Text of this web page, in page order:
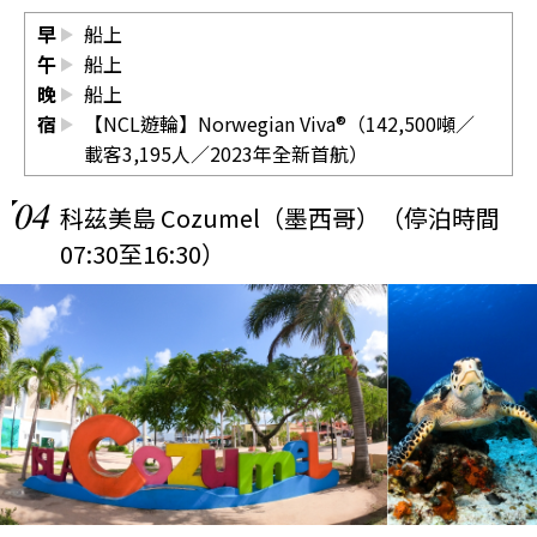
早
船上
午
船上
晚
船上
宿
【NCL遊輪】Norwegian Viva®（142,500噸／
載客3,195人／2023年全新首航）
04 科茲美島 Cozumel（墨西哥）（停泊時間
07:30至16:30）